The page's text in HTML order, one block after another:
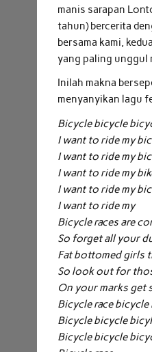
manis sarapan
tahun) bercerita
bersama kami,
yang paling unggul
Inilah makna
menyanyikan lagu
Bicycle bicycle
I want to ride my
I want to ride my
I want to ride my
I want to ride my
I want to ride my
Bicycle races are
So forget all your
Fat bottomed girls
So look out for
On your marks get
Bicycle race bicycle
Bicycle bicycle
Bicycle bicycle